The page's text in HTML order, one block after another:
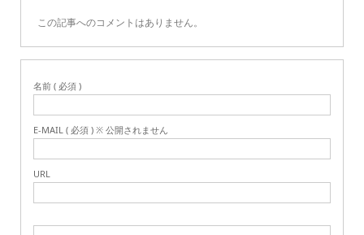
この記事へのコメントはありません。
名前 ( 必須 )
E-MAIL ( 必須 ) ※ 公開されません
URL